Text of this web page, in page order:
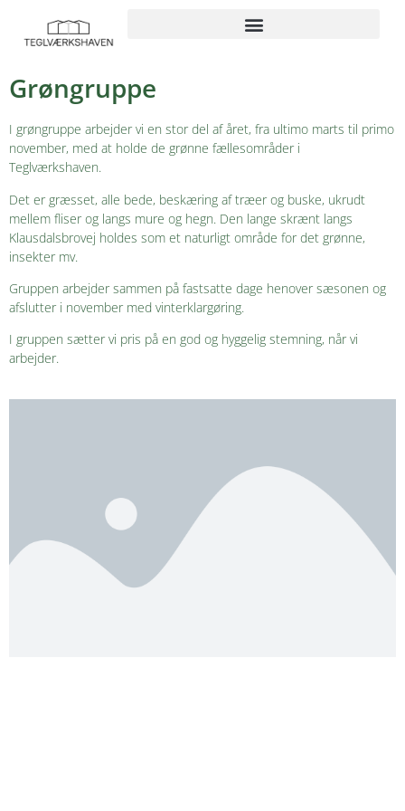
Grøngruppe
I grøngruppe arbejder vi en stor del af året, fra ultimo marts til primo
november, med at holde de grønne fællesområder i
Teglværkshaven.
Det er græsset, alle bede, beskæring af træer og buske, ukrudt
mellem fliser og langs mure og hegn. Den lange skrænt langs
Klausdalsbrovej holdes som et naturligt område for det grønne,
insekter mv.
Gruppen arbejder sammen på fastsatte dage henover sæsonen og
afslutter i november med vinterklargøring.
I gruppen sætter vi pris på en god og hyggelig stemning, når vi
arbejder.